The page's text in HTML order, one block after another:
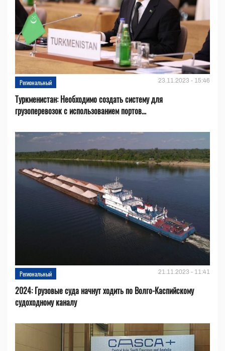
Региональный 23.11.2023 - 15:46
Туркменистан: Необходимо создать систему для
грузоперевозок с использованием портов...
Региональный 21.11.2023 - 11:41
2024: Грузовые суда начнут ходить по Волго-Каспийскому
судоходному каналу